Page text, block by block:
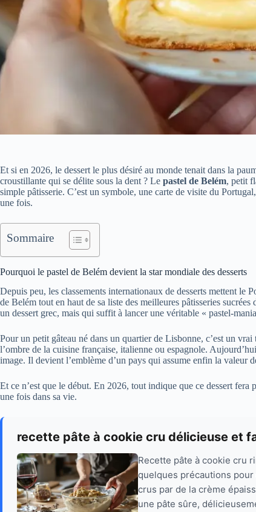
Et si en 2026, le dessert le plus désiré au monde tenait dans la
croustillante qui se délite sous la dent ? Le pastel de Belém, petit
simple pâtisserie. C’est un symbole, une carte de visite du
une fois.
Sommaire
Pourquoi le pastel de Belém devient la star mondiale des desserts
Depuis peu, les classements internationaux de desserts mettent le
de Belém tout en haut de sa liste des meilleures pâtisseries sucrées
un dessert grec, mais qui suffit à lancer une véritable « pastel-
Pour un petit gâteau né dans un quartier de Lisbonne, c’est un
l’ombre de la cuisine française, italienne ou espagnole.
image. Il devient l’emblème d’un pays qui assume enfin la valeur
Et ce n’est que le début. En 2026, tout indique que ce dessert fera
une fois dans sa vie.
recette pâte à cookie cru délicieuse et
Recette pâte à cookie cru
quelques précautions
crus par de la crème
une pâte sûre,